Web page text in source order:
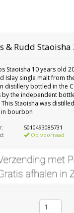
& Rudd Staoisha
Staoisha 10 years old
Islay single malt from
distillery bottled in the
by the independent
Staoisha was
bourbon
5010493085731
Op voorraad